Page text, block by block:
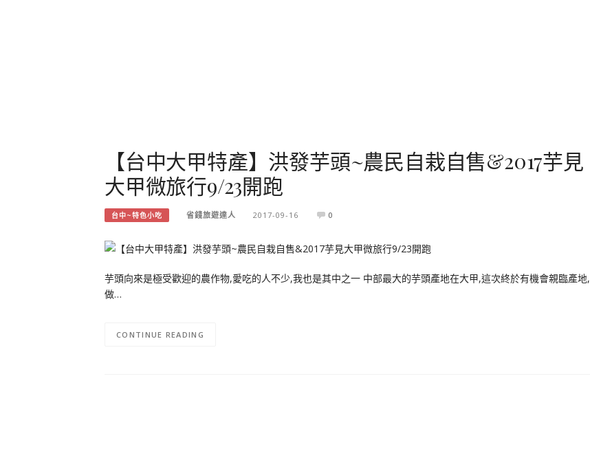
【台中大甲特產】洪發芋頭~農民自栽自售&2017芋見
大甲微旅行9/23開跑
台中~特色小吃 省錢旅遊達人 2017-09-16 0
芋頭向來是極受歡迎的農作物,愛吃的人不少,我也是其中之一 中部最大的芋頭產地在大甲,這次終於有機會親臨產地,
做…
CONTINUE READING